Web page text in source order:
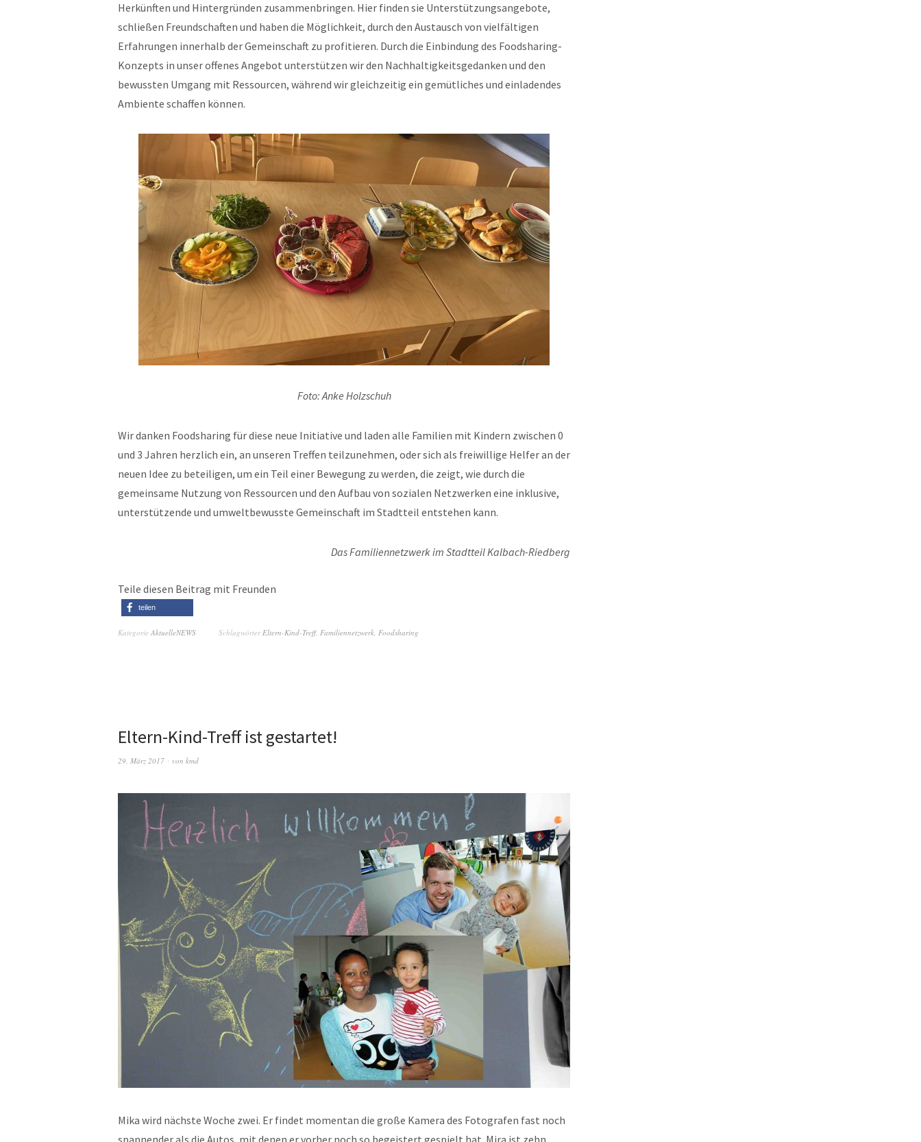
Herkünften und Hintergründen zusammenbringen. Hier finden sie Unterstützungsangebote,
schließen Freundschaften und haben die Möglichkeit, durch den Austausch von vielfältigen
Erfahrungen innerhalb der Gemeinschaft zu profitieren. Durch die Einbindung des Foodsharing-
Konzepts in unser offenes Angebot unterstützen wir den Nachhaltigkeitsgedanken und den
bewussten Umgang mit Ressourcen, während wir gleichzeitig ein gemütliches und einladendes
Ambiente schaffen können.
Foto: Anke Holzschuh
Wir danken Foodsharing für diese neue Initiative und laden alle Familien mit Kindern zwischen 0
und 3 Jahren herzlich ein, an unseren Treffen teilzunehmen, oder sich als freiwillige Helfer an der
neuen Idee zu beteiligen, um ein Teil einer Bewegung zu werden, die zeigt, wie durch die
gemeinsame Nutzung von Ressourcen und den Aufbau von sozialen Netzwerken eine inklusive,
unterstützende und umweltbewusste Gemeinschaft im Stadtteil entstehen kann.
Das Familiennetzwerk im Stadtteil Kalbach-Riedberg
Teile diesen Beitrag mit Freunden
teilen
Kategorie AktuelleNEWS SchlagwörterEltern-Kind-Treff, Familiennetzwerk, Foodsharing
Eltern-Kind-Treff ist gestartet!
29. März 2017 von kmd
Mika wird nächste Woche zwei. Er findet momentan die große Kamera des Fotografen fast noch
spannender als die Autos, mit denen er vorher noch so begeistert gespielt hat. Mira ist zehn